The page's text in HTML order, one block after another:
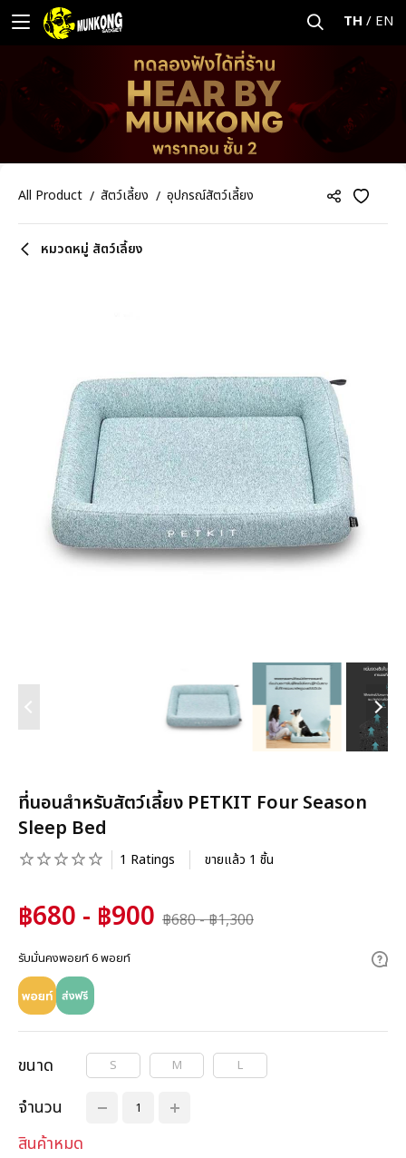
TH / EN
All Product สัตว์เลี้ยง อุปกรณ์สัตว์เลี้ยง
หมวดหมู่ สัตว์เลี้ยง
ที่นอนสำหรับสัตว์เลี้ยง PETKIT Four Season
Sleep Bed
1 Ratings ขายแล้ว 1 ชิ้น
฿680 - ฿900 ฿680 - ฿1,300
รับมั่นคงพอยท์ 6 พอยท์
ขนาด S M L
จำนวน
สินค้าหมด